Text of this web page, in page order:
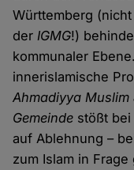
Württemberg
der IGMG!)
kommunaler
innerislamische
Ahmadiyya Muslim
Gemeinde stößt
auf Ablehnung –
zum Islam in